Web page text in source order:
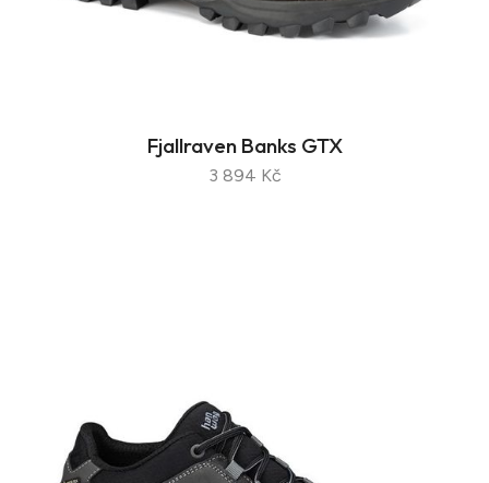
Fjallraven Banks GTX
3 894 Kč